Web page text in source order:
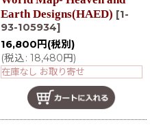
Earth Designs(HAED) [1-
93-105934]
16,800 円 (税別)
(税込: 18,480円)
在庫なし お取り寄せ